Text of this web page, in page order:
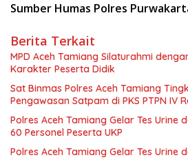
Sumber Humas Polres
Berita Terkait
MPD Aceh Tamiang Silaturahmi
Karakter Peserta Didik
Sat Binmas Polres Aceh Tamiang
Pengawasan Satpam di PKS PTPN IV
Polres Aceh Tamiang Gelar Tes Urine
60 Personel Peserta UKP
Polres Aceh Tamiang Gelar Tes Urine